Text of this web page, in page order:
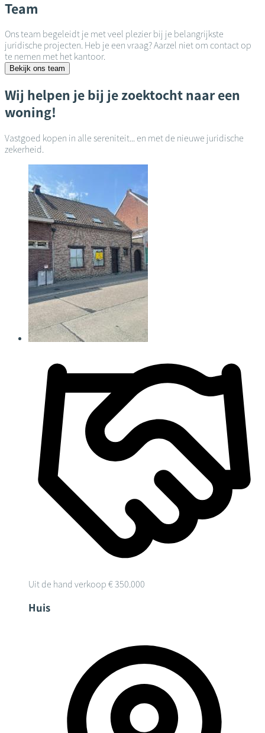
Team
Ons team begeleidt je met veel plezier bij je belangrijkste
juridische projecten. Heb je een vraag? Aarzel niet om contact op
te nemen met het kantoor.
Bekijk ons team
Wij helpen je bij je zoektocht naar een
woning!
Vastgoed kopen in alle sereniteit... en met de nieuwe juridische
zekerheid.
Uit de hand verkoop € 350.000
Huis